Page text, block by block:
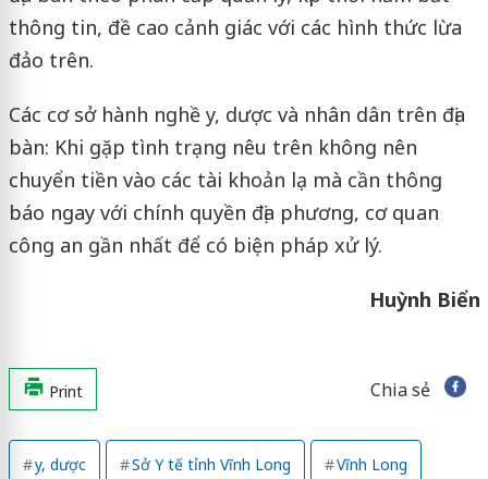
thông tin, đề cao cảnh giác với các hình thức lừa
đảo trên.
Các cơ sở hành nghề y, dược và nhân dân trên địa
bàn: Khi gặp tình trạng nêu trên không nên
chuyển tiền vào các tài khoản lạ mà cần thông
báo ngay với chính quyền địa phương, cơ quan
công an gần nhất để có biện pháp xử lý.
Huỳnh Biển
Print Chia sẻ
y, dược Sở Y tế tỉnh Vĩnh Long Vĩnh Long